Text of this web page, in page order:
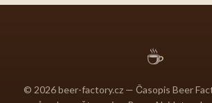
☕
© 2026 beer-factory.cz — Časopis Beer